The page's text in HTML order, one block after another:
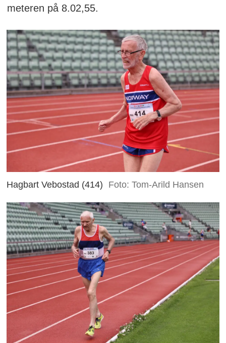
meteren på 8.02,55.
Hagbart Vebostad (414) Foto: Tom-Arild Hansen